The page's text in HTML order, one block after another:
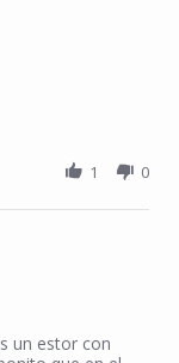
1 0
un estor con